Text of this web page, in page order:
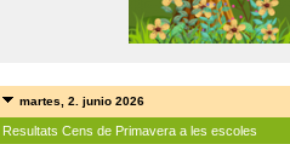
martes, 2. junio 2026
Resultats Cens de Primavera a les escoles